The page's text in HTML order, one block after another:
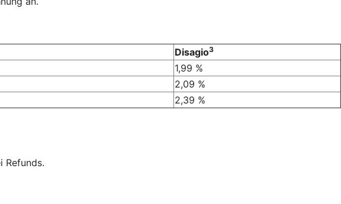
Disagio3
1,99 %
2,09 %
2,39 %
Refunds.